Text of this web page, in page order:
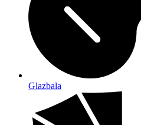
Glazbala